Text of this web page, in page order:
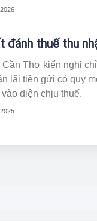
đánh thuế thu
Cần Thơ kiến nghị
lãi tiền gửi có quy
diện chịu thuế.